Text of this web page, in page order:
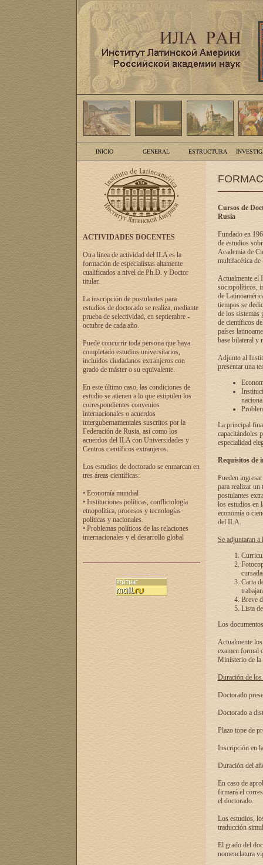
INICIO GENERAL ESTRUCTURA
ACTIVIDADES DOCENTES
Otra línea de actividad del ILA es la
formación de especialistas altamente
cualificados a nivel de Ph.D. y Doctor
titular.
La inscripción de postulantes para
estudios de doctorado se realiza, mediante
prueba de selectividad, en septiembre -
octubre de cada año.
Puede concurrir toda persona que haya
completado estudios universitarios,
incluidos ciudadanos extranjeros con
grado de máster o su equivalente.
En este último caso, las condiciones de
estudio se atienen a lo que estipulen los
correspondientes convenios
internacionales o acuerdos
intergubernamentales suscritos por la
Federación de Rusia, así como los
acuerdos del ILA con Universidades y
Centros científicos extranjeros.
Los estudios de doctorado se enmarcan en
tres áreas científicas:
• Economía mundial
• Instituciones políticas, conflictología
etnopolítica, procesos y tecnologías
políticas y nacionales.
• Problemas políticos de las relaciones
internacionales y el desarrollo global
Cursos de
Rusia
Fundado en
de estudios
Academia de
multifacética de
Actualmente el
sociopolíticos,
de
tiempos se
de los sistemas
de científicos
países
base bilateral y
Adjunto al
presentar una
La principal
capacitándoles
especialidad
Requisitos de
Pueden
para realizar un
postulantes
los estudios en
economía o
del ILA.
Se adjuntaran a
Carta
Breve
Lista
Los
Actualmente
examen formal
Ministerio de la
Duración de
Doctorado
Doctorado a
Plazo tope de
Inscripción en
Duración del
En caso de
firmará el
el doctorado.
Los estudios,
traducción
El grado del
nomenclatura